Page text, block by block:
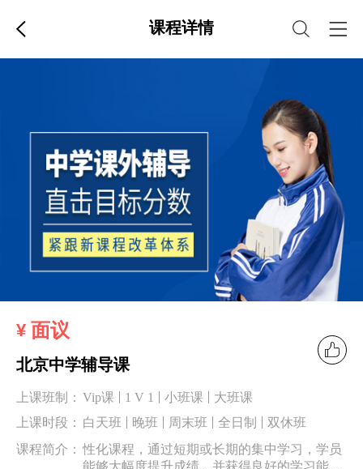
课程详情
¥ 面议
北京中学辅导课
上课班制： Vip课 1 V 1 小班课
大班课
上课时段： 白天班 晚班 周末班 全日制
双休班
课程简介： 性化课程，通过短期或长期的集中学习，学员